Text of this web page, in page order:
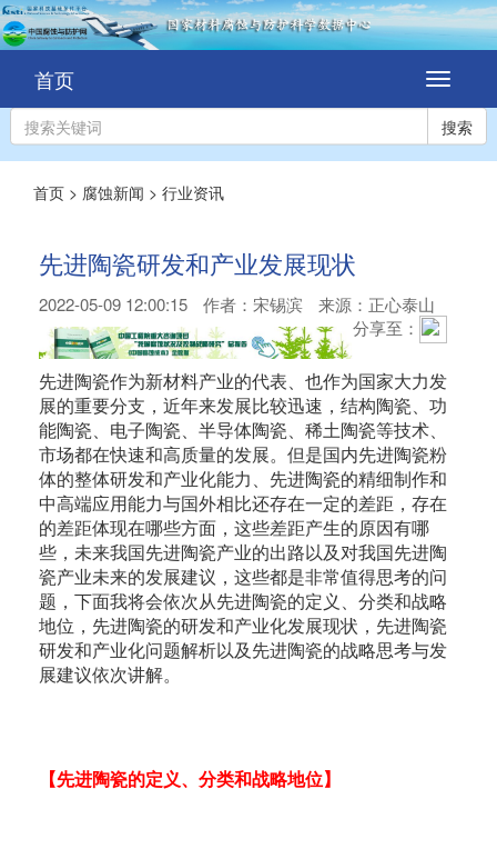
切
换
导
航
首页
搜索
首页 > 腐蚀新闻 > 行业资讯
先进陶瓷研发和产业发展现状
2022-05-09 12:00:15 作者： 宋锡滨
来源：正心泰山
分享至：
先进陶瓷作为新材料产业的代表、也作为国家大力发
展的重要分支，近年来发展比较迅速，结构陶瓷、功
能陶瓷、电子陶瓷、半导体陶瓷、稀土陶瓷等技术、
市场都在快速和高质量的发展。但是国内先进陶瓷粉
体的整体研发和产业化能力、先进陶瓷的精细制作和
中高端应用能力与国外相比还存在一定的差距，存在
的差距体现在哪些方面，这些差距产生的原因有哪
些，未来我国先进陶瓷产业的出路以及对我国先进陶
瓷产业未来的发展建议，这些都是非常值得思考的问
题，下面我将会依次从先进陶瓷的定义、分类和战略
地位，先进陶瓷的研发和产业化发展现状，先进陶瓷
研发和产业化问题解析以及先进陶瓷的战略思考与发
展建议依次讲解。
【先进陶瓷的定义、分类和战略地位】